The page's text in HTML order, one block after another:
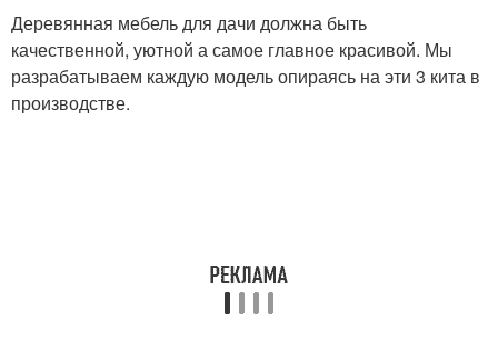
Деревянная мебель для дачи должна быть
качественной, уютной а самое главное красивой. Мы
разрабатываем каждую модель опираясь на эти 3 кита в
производстве.